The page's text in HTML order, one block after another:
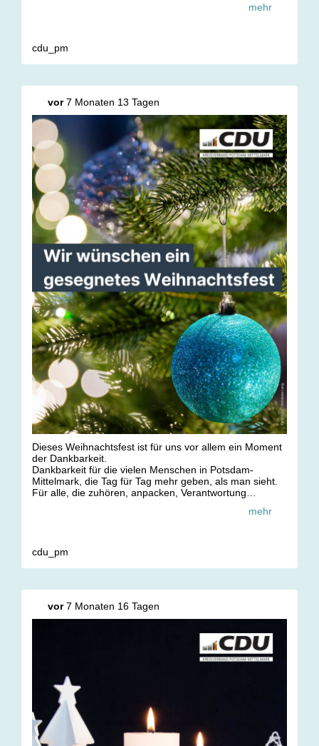
Eure CDU Potsdam-Mittelmark 🎉
mehr
cdu_pm
vor7 Monaten 13 Tagen
Dieses Weihnachtsfest ist für uns vor allem ein Moment
der Dankbarkeit.
Dankbarkeit für die vielen Menschen in Potsdam-
Mittelmark, die Tag für Tag mehr geben, als man sieht.
Für alle, die zuhören, anpacken, Verantwortung
unsere Gemeinde zu dem machen, was sie ist. Ein Ort,
an dem Zusammenhalt spürbar bleibt, auch in bewegten
Mit Frieden im Herzen, Wärme im Miteinander und der
Zuversicht, dass wir gemeinsam viel tragen können.
mehr
cdu_pm
vor7 Monaten 16 Tagen